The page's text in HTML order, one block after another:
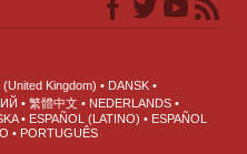
(United Kingdom)
DANSK
繁體中文
NEDERLANDS
ESPAÑOL (LATINO)
ESPAÑOL
PORTUGUÊS